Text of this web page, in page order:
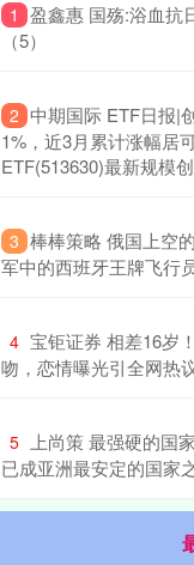
1 盈鑫惠 国殇:浴血抗
（5）
2 中期国际 ETF日报|
1%，近3月累计涨幅居
ETF(513630)最新规模
3 棒棒策略 俄国上空
军中的西班牙王牌飞行
4 宝钜证券 相差16岁
吻，恋情曝光引全网热
5
上尚策 最强硬的国
已成亚洲最安定的国家